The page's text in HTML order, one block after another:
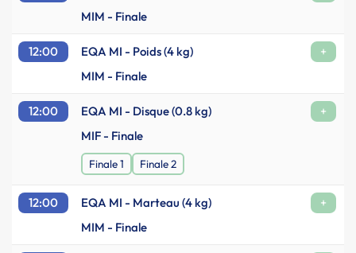
MIM - Finale
12:00 EQA MI - Poids (4 kg)
+
MIM - Finale
12:00 EQA MI - Disque (0.8 kg)
+
MIF - Finale
Finale 1 Finale 2
12:00 EQA MI - Marteau (4 kg)
+
MIM - Finale